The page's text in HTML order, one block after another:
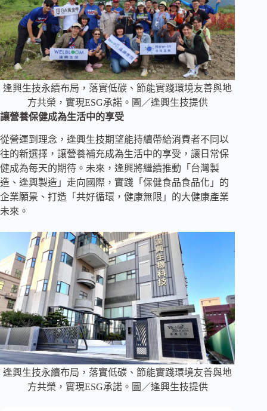
逢興生技永續布局，落實低碳、節能實踐環境友善與地
方共榮，實現ESG承諾。圖／逢興生技提供
讓營養保健成為生活中的享受
從營運到理念，逢興生技期望能持續帶給消費者不同以
往的新選擇，讓營養補充成為生活中的享受，讓日常保
健成為每天的期待。未來，逢興將繼續推動「台灣製
造、逢興製造」走向國際，實踐「保健食品食品化」的
企業願景、打造「共好循環，健康無限」的大健康產業
未來。
逢興生技永續布局，落實低碳、節能實踐環境友善與地
方共榮，實現ESG承諾。圖／逢興生技提供